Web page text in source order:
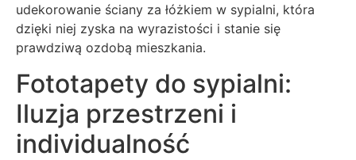
udekorowanie ściany za łóżkiem w sypialni, która
dzięki niej zyska na wyrazistości i stanie się
prawdziwą ozdobą mieszkania.
Fototapety do sypialni:
Iluzja przestrzeni i
individualność